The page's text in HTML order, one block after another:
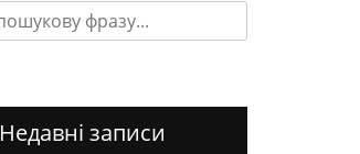
Недавні записи